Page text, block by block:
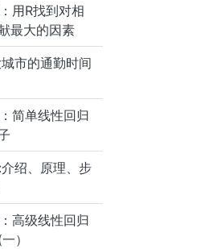
用R找到对相
最大的因素
市的通勤时间
简单线性回归
绍、原理、步
高级线性回归
）